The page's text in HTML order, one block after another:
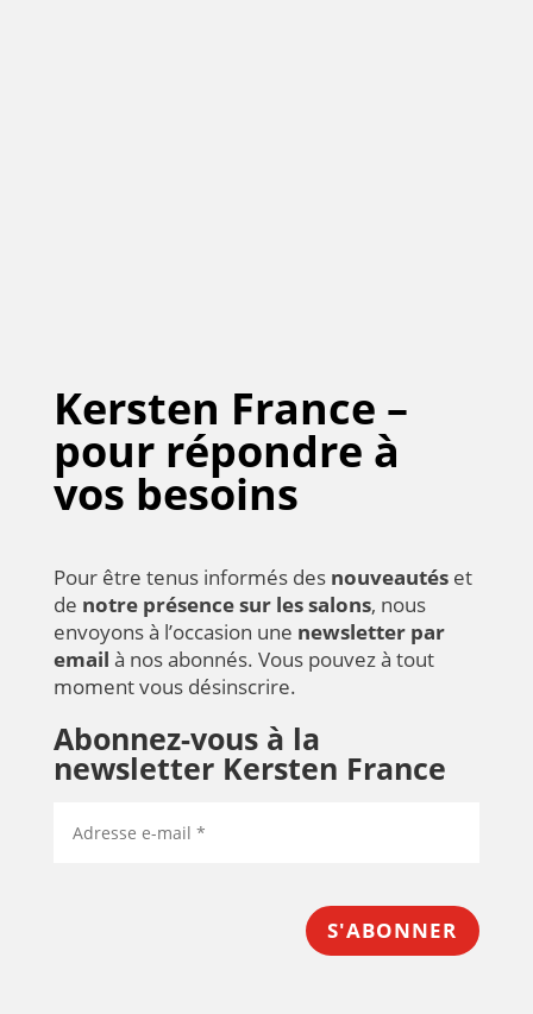
Kersten France –
pour répondre à
vos besoins
Pour être tenus informés des nouveautéset
de notre présence sur les salons, nous
envoyons à l’occasion une newsletter par
email à nos abonnés. Vous pouvez à tout
moment vous désinscrire.
Abonnez-vous à la
newsletter Kersten France
S'ABONNER